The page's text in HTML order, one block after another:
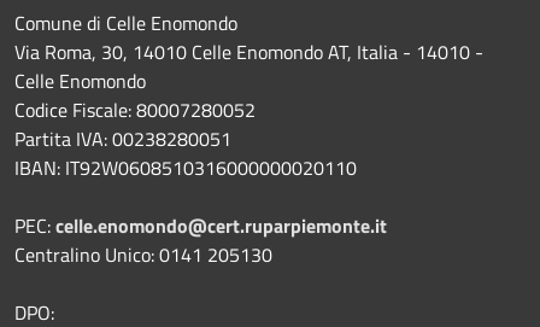
Comune di Celle Enomondo
Via Roma, 30, 14010 Celle Enomondo AT, Italia - 14010 -
Celle Enomondo
Codice Fiscale: 80007280052
Partita IVA: 00238280051
IBAN: IT92W0608510316000000020110
PEC:celle.enomondo@cert.ruparpiemonte.it
Centralino Unico: 0141 205130
DPO: